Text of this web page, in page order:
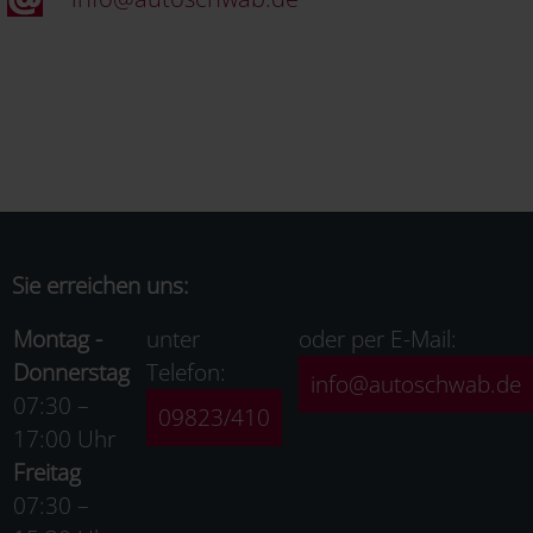
Sie erreichen uns:
Montag -
Donnerstag
07:30 –
17:00 Uhr
Freitag
07:30 –
unter
Telefon:
09823/410
oder per E-Mail:
info@autoschwab.de